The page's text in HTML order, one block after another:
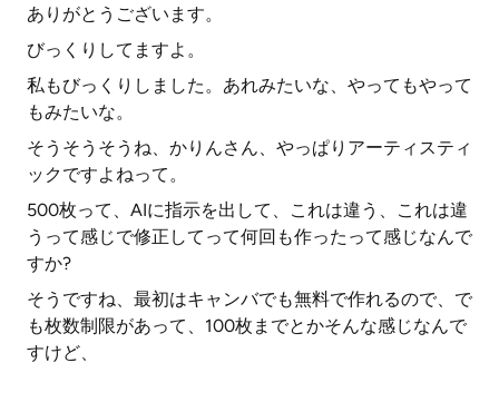
ありがとうございます。
びっくりしてますよ。
私もびっくりしました。あれみたいな、やってもやって
もみたいな。
そうそうそうね、かりんさん、やっぱりアーティスティ
ックですよねって。
500枚って、AIに指示を出して、これは違う、これは違
うって感じで修正してって何回も作ったって感じなんで
すか?
そうですね、最初はキャンバでも無料で作れるので、で
も枚数制限があって、100枚までとかそんな感じなんで
すけど、